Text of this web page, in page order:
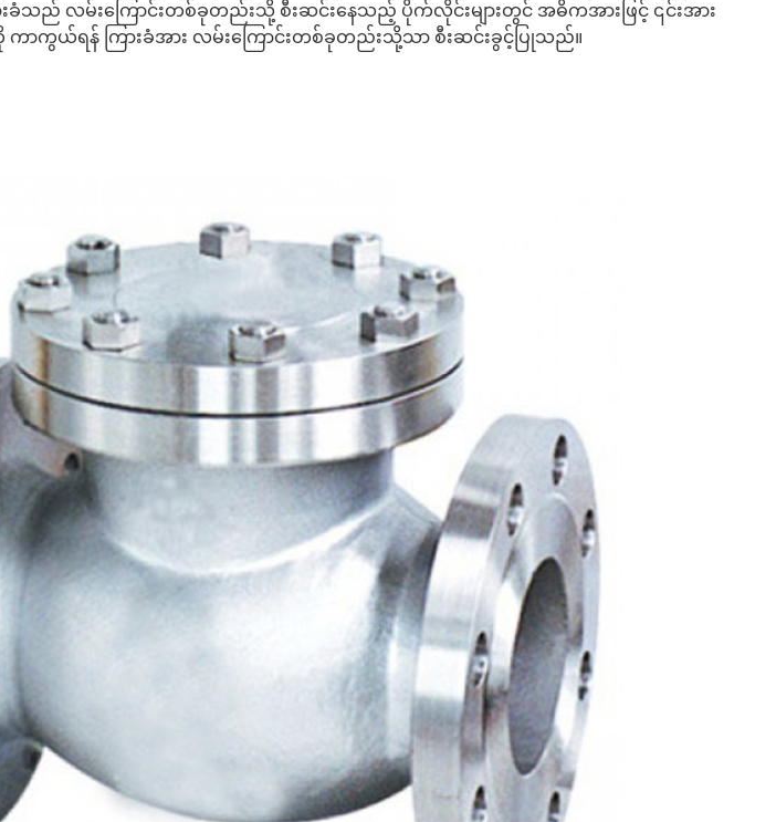
သည် လမ်းကြောင်းတစ်ခုတည်းသို့ စီးဆင်းနေသည့် ပိုက်လိုင်းများတွင် အဓိကအားဖြင့် ၎င်းအား
ာကွယ်ရန် ကြားခံအား လမ်းကြောင်းတစ်ခုတည်းသို့သာ စီးဆင်းခွင့်ပြုသည်။